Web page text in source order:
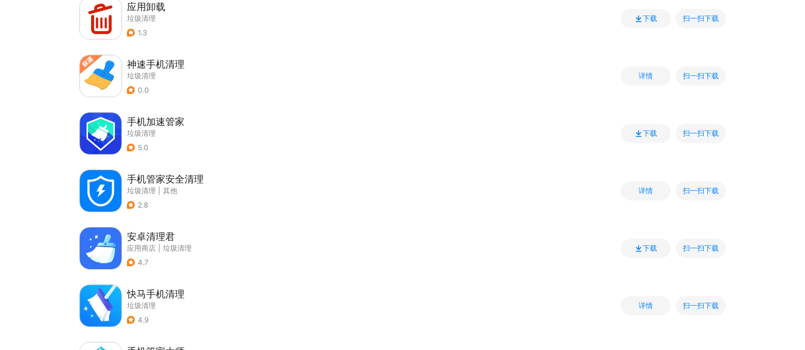
应用卸载
垃圾清理
1.3
下载 扫一扫下载
神速手机清理
垃圾清理
0.0
详情 扫一扫下载
手机加速管家
垃圾清理
5.0
下载 扫一扫下载
手机管家安全清理
垃圾清理
其他
2.8
详情 扫一扫下载
安卓清理君
应用商店
垃圾清理
4.7
下载 扫一扫下载
快马手机清理
垃圾清理
4.9
详情 扫一扫下载